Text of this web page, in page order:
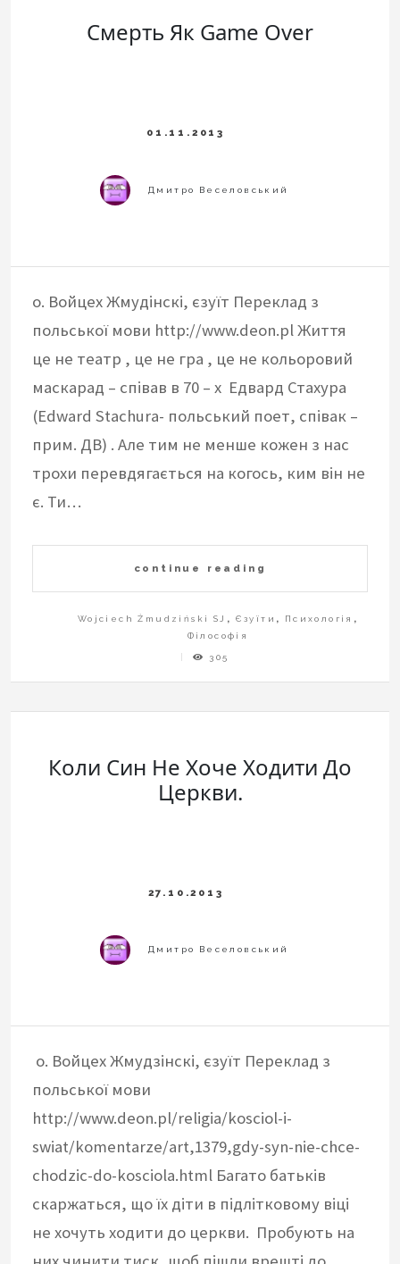
Смерть Як Game Over
о. Войцех Жмудінскі, єзуїт Переклад з
польської мови http://www.deon.pl Життя
це не театр , це не гра , це не кольоровий
маскарад – співав в 70 – х Едвард Стахура
(Edward Stachura- польський поет, співак –
прим. ДВ) . Але тим не менше кожен з нас
трохи перевдягається на когось, ким він не
є. Ти…
continue reading
Wojciech Żmudziński SJ , Єзуїти , Психологія ,
Філософія
305
Коли Син Не Хоче Ходити До
Церкви.
о. Войцех Жмудзінскі, єзуїт Переклад з
польської мови
http://www.deon.pl/religia/kosciol-i-
swiat/komentarze/art,1379,gdy-syn-nie-chce-
chodzic-do-kosciola.html Багато батьків
скаржаться, що їх діти в підлітковому віці
не хочуть ходити до церкви. Пробують на